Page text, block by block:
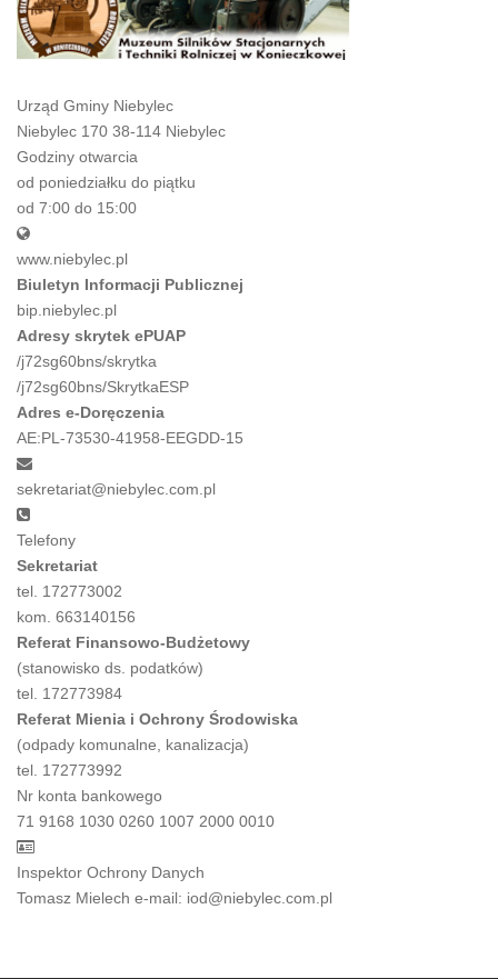
Urząd Gminy Niebylec
Niebylec 170 38-114 Niebylec
Godziny otwarcia
od poniedziałku do piątku
od 7:00 do 15:00
www.niebylec.pl
Biuletyn Informacji Publicznej
bip.niebylec.pl
Adresy skrytek ePUAP
/j72sg60bns/skrytka
/j72sg60bns/SkrytkaESP
Adres e-Doręczenia
AE:PL-73530-41958-EEGDD-15
sekretariat@niebylec.com.pl
Telefony
Sekretariat
tel. 172773002
kom. 663140156
Referat Finansowo-Budżetowy
(stanowisko ds. podatków)
tel. 172773984
Referat Mienia i Ochrony Środowiska
(odpady komunalne, kanalizacja)
tel. 172773992
Nr konta bankowego
71 9168 1030 0260 1007 2000 0010
Inspektor Ochrony Danych
Tomasz Mielech e-mail: iod@niebylec.com.pl